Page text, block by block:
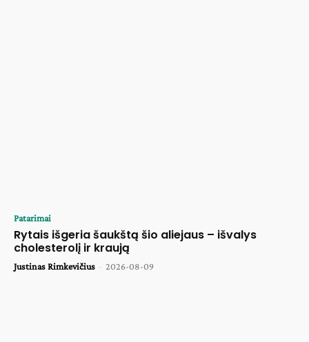
Patarimai
Rytais išgeria šaukštą šio aliejaus – išvalys
cholesterolį ir kraują
Justinas Rimkevičius - 2026-08-09